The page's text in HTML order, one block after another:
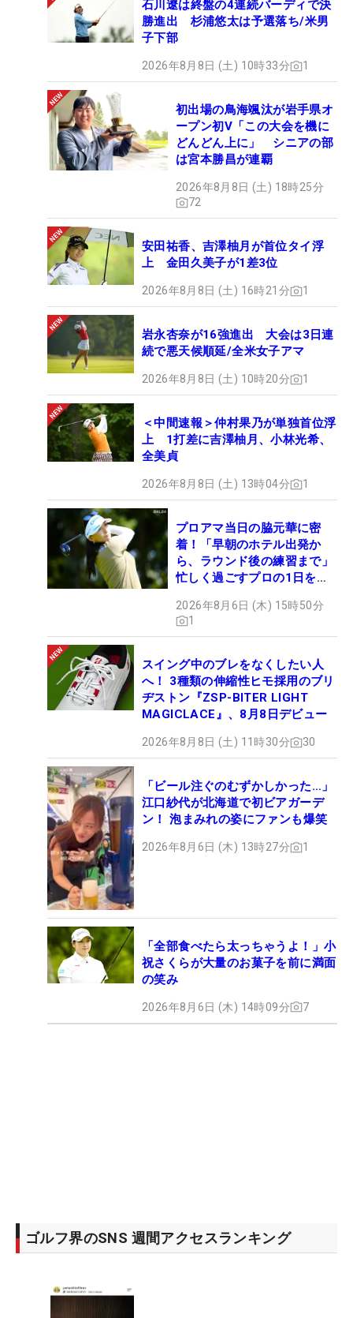
石川遼は終盤の4連続バーディで決
勝進出 杉浦悠太は予選落ち/米男
子下部
2026年8月8日 (土) 10時33分 1
初出場の鳥海颯汰が岩手県オ
ープン初V「この大会を機に
どんどん上に」 シニアの部
は宮本勝昌が連覇
2026年8月8日 (土) 18時25分
72
安田祐香、吉澤柚月が首位タイ浮
上 金田久美子が1差3位
2026年8月8日 (土) 16時21分 1
岩永杏奈が16強進出 大会は3日連
続で悪天候順延/全米女子アマ
2026年8月8日 (土) 10時20分 1
＜中間速報＞仲村果乃が単独首位浮
上 1打差に吉澤柚月、小林光希、
全美貞
2026年8月8日 (土) 13時04分 1
プロアマ当日の脇元華に密
着！「早朝のホテル出発か
ら、ラウンド後の練習まで」
忙しく過ごすプロの1日を公
2026年8月6日 (木) 15時50分
1
スイング中のブレをなくしたい人
へ！ 3種類の伸縮性ヒモ採用のブリ
ヂストン『ZSP-BITER LIGHT
MAGICLACE』、8月8日デビュー
2026年8月8日 (土) 11時30分 30
「ビール注ぐのむずかしかった…」
江口紗代が北海道で初ビアガーデ
ン！ 泡まみれの姿にファンも爆笑
2026年8月6日 (木) 13時27分 1
「全部食べたら太っちゃうよ！」小
祝さくらが大量のお菓子を前に満面
の笑み
2026年8月6日 (木) 14時09分 7
ゴルフ界のSNS 週間アクセスランキング